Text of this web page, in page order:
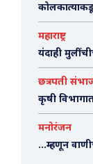
महाराष्ट्र
यंदाही
छत्रपती
कृषी
मनोरंजन
…म्हणून